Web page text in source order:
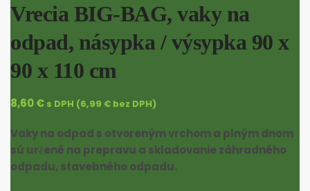
Vrecia BIG-BAG, vaky na
odpad, násypka / výsypka 90 x
90 x 110 cm
8,60€ s DPH (6,99 € bez DPH)
Vaky na odpad s otvoreným vrchom a plným dnom
sú určené na prepravu a skladovanie záhradného
odpadu, stavebného odpadu.